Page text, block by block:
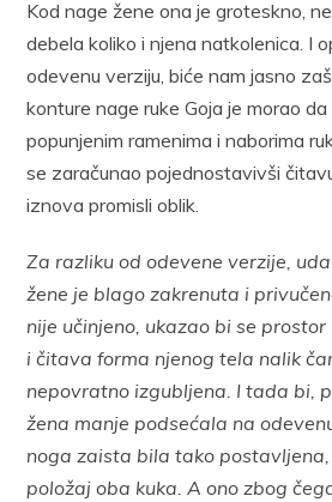
Kod nage žene ona je groteskno,
debela koliko i njena natkolenica. I
odevenu verziju, biće nam jasno
konture nage ruke Goja je morao
popunjenim ramenima i naborima
se zaračunao pojednostavivši
iznova promisli oblik.
Za razliku od odevene verzije,
žene je blago zakrenuta i
nije učinjeno, ukazao bi se
i čitava forma njenog tela nalik
nepovratno izgubljena. I tada bi,
žena manje podsećala na
noga zaista bila tako
položaj oba kuka. A ono zbog